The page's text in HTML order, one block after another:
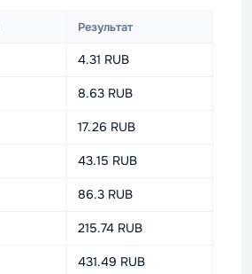
Результат
4.31 RUB
8.63 RUB
17.26 RUB
43.15 RUB
86.3 RUB
215.74 RUB
431.49 RUB